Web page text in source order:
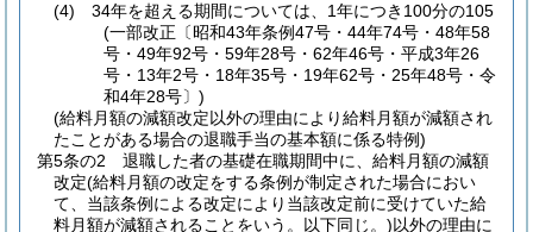
(4)
34年を超える期間については、1年につき100分の105
(一部改正〔昭和43年条例47号・44年74号・48年58
号・49年92号・59年28号・62年46号・平成3年26
号・13年2号・18年35号・19年62号・25年48号・令
和4年28号〕)
(給料月額の減額改定以外の理由により給料月額が減額され
たことがある場合の退職手当の基本額に係る特例)
第5条の2
退職した者の基礎在職期間中に、給料月額の減額
改定(給料月額の改定をする条例が制定された場合におい
て、当該条例による改定により当該改定前に受けていた給
料月額が減額されることをいう。以下同じ。)以外の理由に